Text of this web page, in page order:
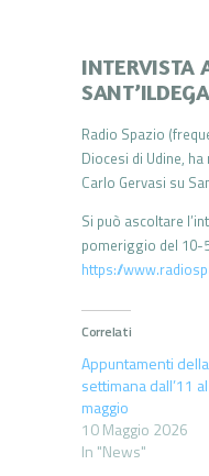
INTERVISTA
Radio Spazio
Diocesi di Udine,
Carlo Gervasi su
Si può ascoltare
pomeriggio del 10-
https://
Correlati
Appuntamenti della
settimana dall’11
maggio
10 Maggio 2026
In "News"